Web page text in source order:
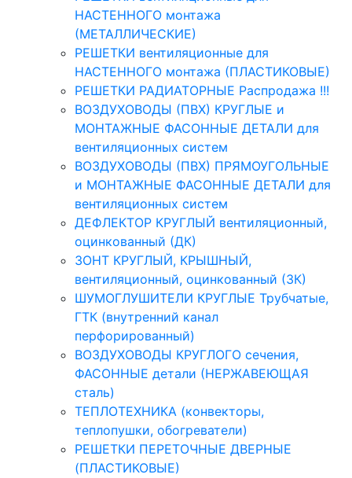
НАСТЕННОГО монтажа
(МЕТАЛЛИЧЕСКИЕ)
РЕШЕТКИ вентиляционные для
НАСТЕННОГО монтажа (ПЛАСТИКОВЫЕ)
РЕШЕТКИ РАДИАТОРНЫЕ Распродажа !!!
ВОЗДУХОВОДЫ (ПВХ) КРУГЛЫЕ и
МОНТАЖНЫЕ ФАСОННЫЕ ДЕТАЛИ для
вентиляционных систем
ВОЗДУХОВОДЫ (ПВХ) ПРЯМОУГОЛЬНЫЕ
и МОНТАЖНЫЕ ФАСОННЫЕ ДЕТАЛИ для
вентиляционных систем
ДЕФЛЕКТОР КРУГЛЫЙ вентиляционный,
оцинкованный (ДК)
ЗОНТ КРУГЛЫЙ, КРЫШНЫЙ,
вентиляционный, оцинкованный (ЗК)
ШУМОГЛУШИТЕЛИ КРУГЛЫЕ Трубчатые,
ГТК (внутренний канал
перфорированный)
ВОЗДУХОВОДЫ КРУГЛОГО сечения,
ФАСОННЫЕ детали (НЕРЖАВЕЮЩАЯ
сталь)
ТЕПЛОТЕХНИКА (конвекторы,
теплопушки, обогреватели)
РЕШЕТКИ ПЕРЕТОЧНЫЕ ДВЕРНЫЕ
(ПЛАСТИКОВЫЕ)